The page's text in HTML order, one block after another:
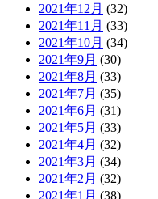
2021年12月 (32)
2021年11月 (33)
2021年10月 (34)
2021年9月 (30)
2021年8月 (33)
2021年7月 (35)
2021年6月 (31)
2021年5月 (33)
2021年4月 (32)
2021年3月 (34)
2021年2月 (32)
2021年1月 (38)